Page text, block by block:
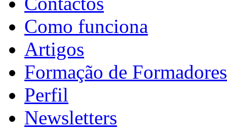
Como funciona
Artigos
Formação de Formadores
Perfil
Newsletters